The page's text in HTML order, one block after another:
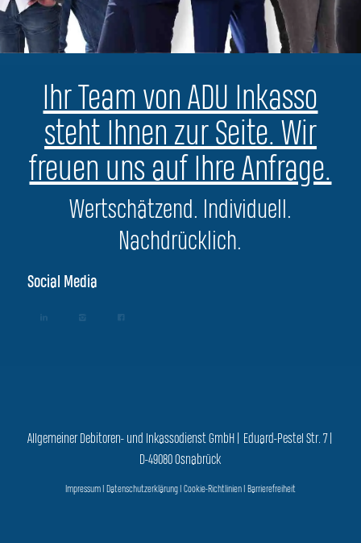
Ihr Team von ADU Inkasso
steht Ihnen zur Seite. Wir
freuen uns auf Ihre Anfrage.
Wertschätzend. Individuell.
Nachdrücklich.
Social Media
Allgemeiner Debitoren- und Inkassodienst GmbH | Eduard-Pestel Str. 7 |
D-49080 Osnabrück
Impressum| Datenschutzerklärung| Cookie-Richtlinien| Barrierefreiheit